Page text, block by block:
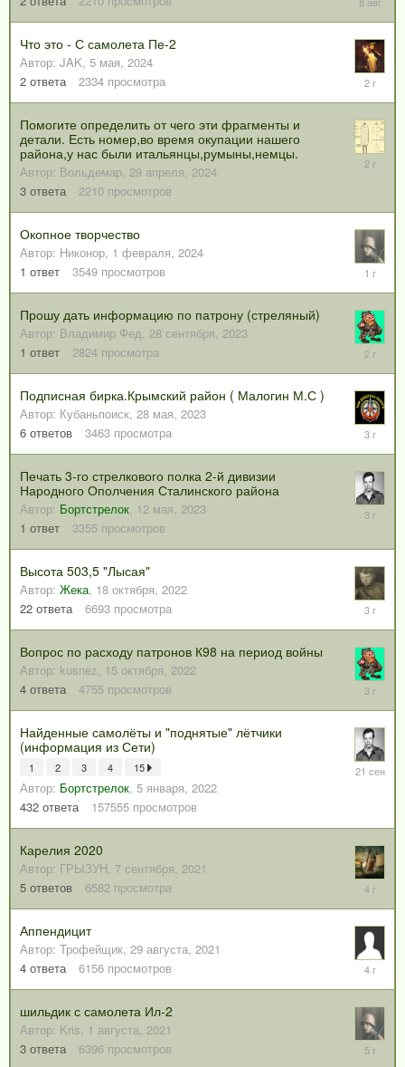
2025
Что это - С самолета Пе-2
Автор: JAK, 5 мая, 2024
2 ответа 2334 просмотра
13
2024
Помогите определить от чего эти фрагменты и
детали. Есть номер,во время окупации нашего
района,у нас были итальянцы,румыны,немцы.
Автор: Вольдемар, 29 апреля, 2024
3 ответа 2210 просмотров
19
Окопное творчество
Автор: Никонор, 1 февраля, 2024
1 ответ 3549 просмотров
17
2024
Прошу дать информацию по патрону (стреляный)
Автор: Владимир Фед, 28 сентября, 2023
1 ответ 2824 просмотра
28
2023
Подписная бирка.Крымский район ( Малогин М.С )
Автор: Кубаньпоиск, 28 мая, 2023
6 ответов 3463 просмотра
2023
Печать 3-го стрелкового полка 2-й дивизии
Народного Ополчения Сталинского района
Автор: Бортстрелок, 12 мая, 2023
1 ответ 3355 просмотров
12
Высота 503,5 "Лысая"
Автор: Жека, 18 октября, 2022
22 ответа 6693 просмотра
15
2023
Вопрос по расходу патронов К98 на период войны
Автор: kusnez, 15 октября, 2022
4 ответа 4755 просмотров
29
2022
Найденные самолёты и "поднятые" лётчики
(информация из Сети)
1 2 3 4 15
Автор: Бортстрелок, 5 января, 2022
432 ответа 157555 просмотров
21
Карелия 2020
Автор: ГРЫЗУН, 7 сентября, 2021
5 ответов 6582 просмотра
31
2022
Аппендицит
Автор: Трофейщик, 29 августа, 2021
4 ответа 6156 просмотров
2021
шильдик с самолета Ил-2
Автор: Kris, 1 августа, 2021
3 ответа 6396 просмотров